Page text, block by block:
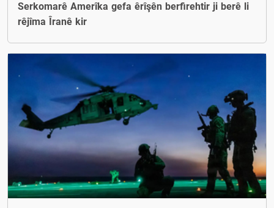
Serkomarê Amerîka gefa êrîşên berfirehtir ji berê li
rêjîma Îranê kir